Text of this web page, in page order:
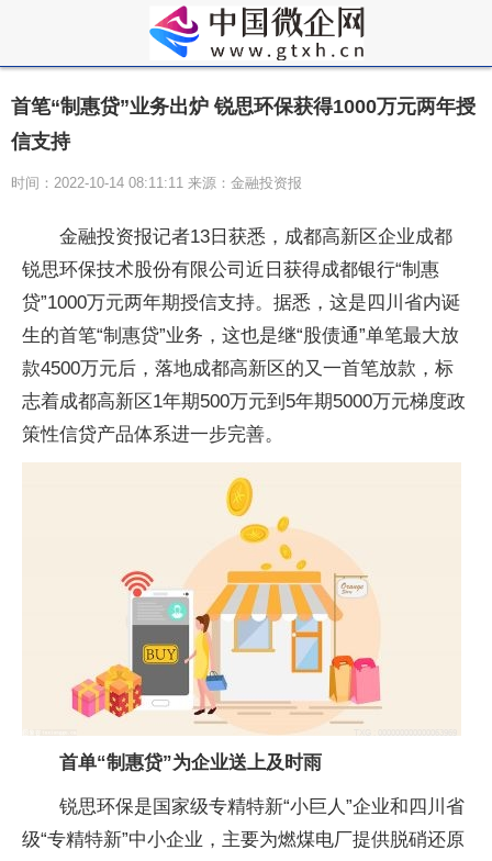
首笔“制惠贷”业务出炉 锐思环保获得1000万元两年授
信支持
时间：2022-10-14 08:11:11 来源：金融投资报
金融投资报记者13日获悉，成都高新区企业成都
锐思环保技术股份有限公司近日获得成都银行“制惠
贷”1000万元两年期授信支持。据悉，这是四川省内诞
生的首笔“制惠贷”业务，这也是继“股债通”单笔最大放
款4500万元后，落地成都高新区的又一首笔放款，标
志着成都高新区1年期500万元到5年期5000万元梯度政
策性信贷产品体系进一步完善。
首单“制惠贷”为企业送上及时雨
锐思环保是国家级专精特新“小巨人”企业和四川省
级“专精特新”中小企业，主要为燃煤电厂提供脱硝还原